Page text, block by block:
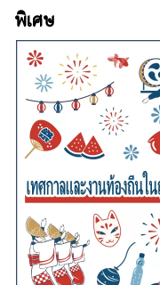
พิเศษ